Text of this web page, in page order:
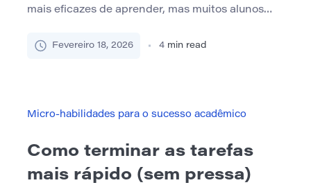
mais eficazes de aprender, mas muitos alunos
despreparado, incerteza sobre o que perguntar
perdido e a sensação de estar desconectado do
Fevereiro 18, 2026 4 min read
Micro-habilidades para o sucesso acadêmico
Como terminar as tarefas
mais rápido (sem pressa)